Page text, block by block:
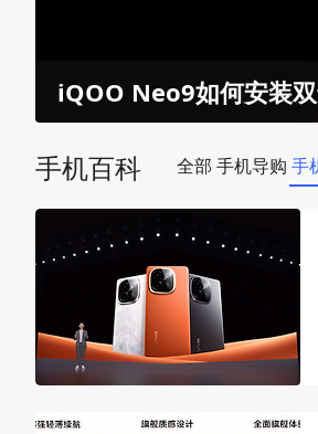
vivo S18 Pro配置参数
iQOO Neo9如何安装
手机百科 全部 手机导购 手